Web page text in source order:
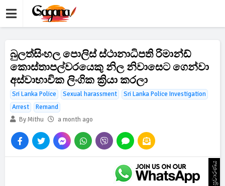
බුලත්සිංහල පොලිස් ස්ථානාධිපති රිමාන්ඩ්
කොස්තාපල්වරයෙකු නිල නිවාසෙට ගෙන්වා
අස්වාභාවික ලිංගික ක්‍රියා කරලා
Sri Lanka Police Sexual harassment
Sri Lanka Police Investigation
Arrest
Remand
By Mithu
a month ago
ප්‍රචාරණය